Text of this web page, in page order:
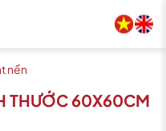
nền
THƯỚC 60X60CM